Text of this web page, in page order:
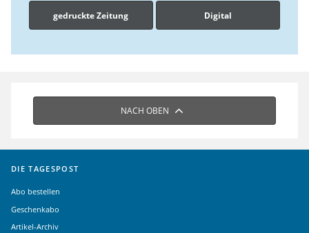
gedruckte Zeitung Digital
NACH OBEN
DIE TAGESPOST
Abo bestellen
Geschenkabo
Artikel-Archiv